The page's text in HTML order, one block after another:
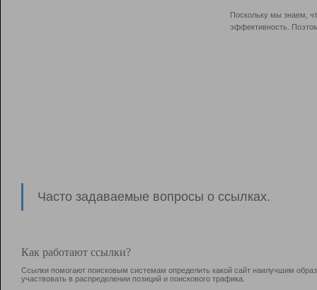
Поскольку мы знаем,
эффективность.
Часто задаваемые вопросы о ссылках.
Как работают ссылки?
Ссылки помогают поисковым системам определить какой сайт наилучшим
участвовать в раcпределении позиций и поискового трафика.